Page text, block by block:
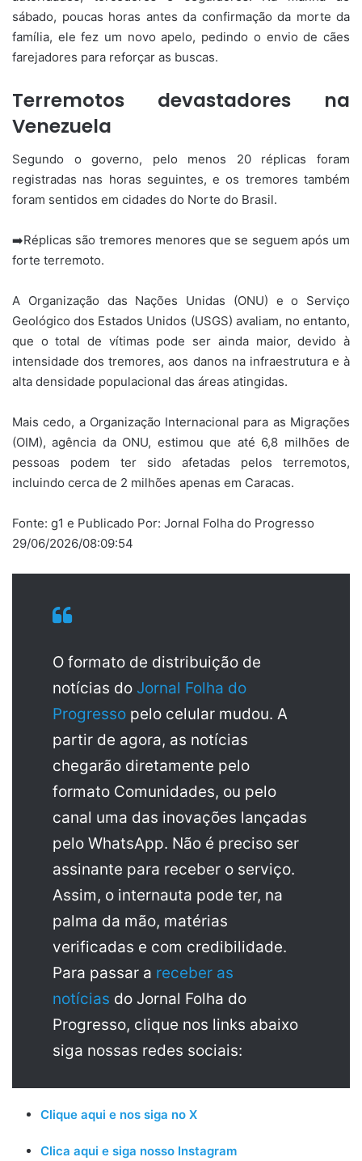
sábado, poucas horas antes da confirmação da morte da
família, ele fez um novo apelo, pedindo o envio de cães
farejadores para reforçar as buscas.
Terremotos devastadores na
Venezuela
Segundo o governo, pelo menos 20 réplicas foram
registradas nas horas seguintes, e os tremores também
foram sentidos em cidades do Norte do Brasil.
➡️Réplicas são tremores menores que se seguem após um
forte terremoto.
A Organização das Nações Unidas (ONU) e o Serviço
Geológico dos Estados Unidos (USGS) avaliam, no entanto,
que o total de vítimas pode ser ainda maior, devido à
intensidade dos tremores, aos danos na infraestrutura e à
alta densidade populacional das áreas atingidas.
Mais cedo, a Organização Internacional para as Migrações
(OIM), agência da ONU, estimou que até 6,8 milhões de
pessoas podem ter sido afetadas pelos terremotos,
incluindo cerca de 2 milhões apenas em Caracas.
Fonte: g1 e Publicado Por: Jornal Folha do Progresso
29/06/2026/08:09:54
O formato de distribuição de
notícias do Jornal Folha do
Progresso pelo celular mudou. A
partir de agora, as notícias
chegarão diretamente pelo
formato Comunidades, ou pelo
canal uma das inovações lançadas
pelo WhatsApp. Não é preciso ser
assinante para receber o serviço.
Assim, o internauta pode ter, na
palma da mão, matérias
verificadas e com credibilidade.
Para passar a receber as
notícias do Jornal Folha do
Progresso, clique nos links abaixo
siga nossas redes sociais:
Clique aqui e nos siga no X
Clica aqui e siga nosso Instagram